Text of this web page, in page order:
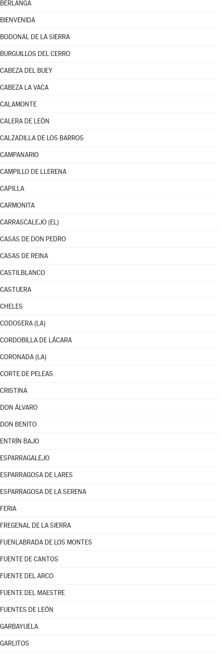
BERLANGA
BIENVENIDA
BODONAL DE LA SIERRA
BURGUILLOS DEL CERRO
CABEZA DEL BUEY
CABEZA LA VACA
CALAMONTE
CALERA DE LEÓN
CALZADILLA DE LOS BARROS
CAMPANARIO
CAMPILLO DE LLERENA
CAPILLA
CARMONITA
CARRASCALEJO (EL)
CASAS DE DON PEDRO
CASAS DE REINA
CASTILBLANCO
CASTUERA
CHELES
CODOSERA (LA)
CORDOBILLA DE LÁCARA
CORONADA (LA)
CORTE DE PELEAS
CRISTINA
DON ÁLVARO
DON BENITO
ENTRÍN BAJO
ESPARRAGALEJO
ESPARRAGOSA DE LARES
ESPARRAGOSA DE LA SERENA
FERIA
FREGENAL DE LA SIERRA
FUENLABRADA DE LOS MONTES
FUENTE DE CANTOS
FUENTE DEL ARCO
FUENTE DEL MAESTRE
FUENTES DE LEÓN
GARBAYUELA
GARLITOS